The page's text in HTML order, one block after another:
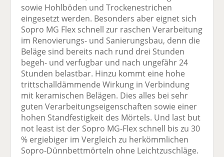
sowie Hohlböden und Trockenestrichen
eingesetzt werden. Besonders aber eignet sich
Sopro MG Flex schnell zur raschen Verarbeitung
im Renovierungs- und Sanierungsbau, denn die
Beläge sind bereits nach rund drei Stunden
begeh- und verfugbar und nach ungefähr 24
Stunden belastbar. Hinzu kommt eine hohe
trittschalldämmende Wirkung in Verbindung
mit keramischen Belägen. Dies alles bei sehr
guten Verarbeitungseigenschaften sowie einer
hohen Standfestigkeit des Mörtels. Und last but
not least ist der Sopro MG-Flex schnell bis zu 30
% ergiebiger im Vergleich zu herkömmlichen
Sopro-Dünnbettmörteln ohne Leichtzuschläge.